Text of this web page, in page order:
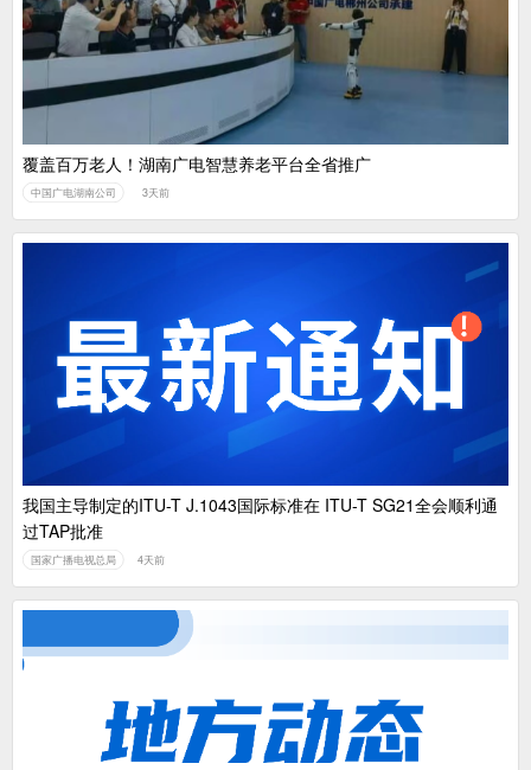
覆盖百万老人！湖南广电智慧养老平台全省推广
中国广电湖南公司 3天前
我国主导制定的ITU-T J.1043国际标准在 ITU-T SG21全会顺利通
过TAP批准
国家广播电视总局 4天前